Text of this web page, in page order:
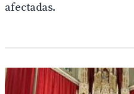
afectadas.